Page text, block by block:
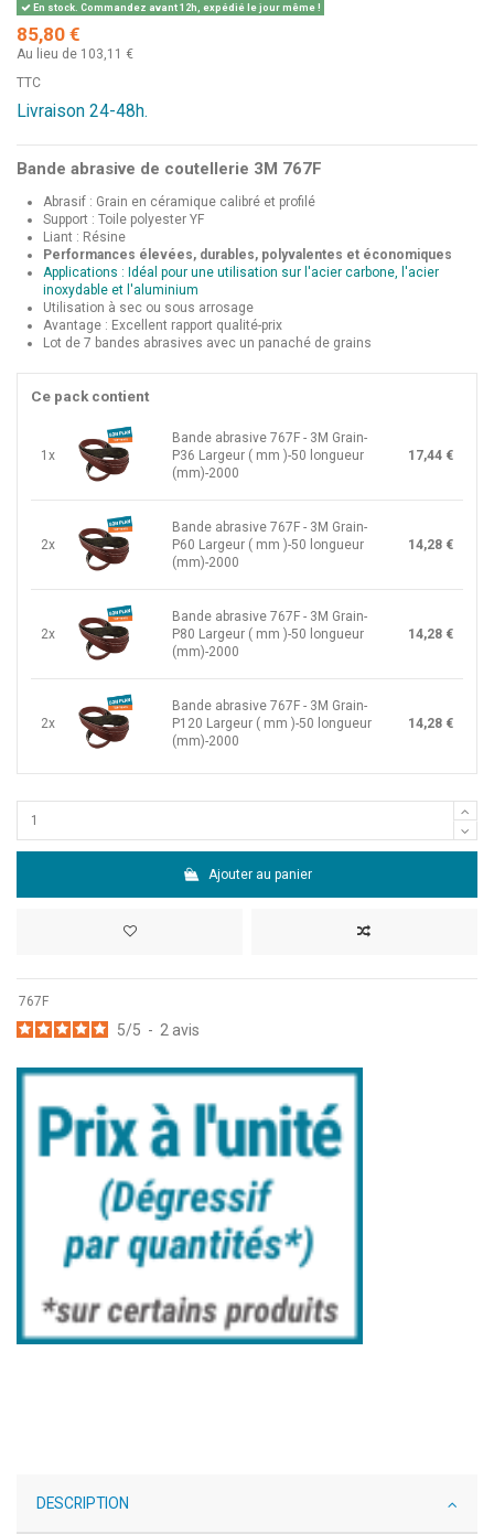
En stock. Commandez avant 12h, expédié le jour même !
85,80 €
Au lieu de 103,11 €
TTC
Livraison 24-48h.
Bande abrasive de coutellerie 3M 767F
Abrasif : Grain en céramique calibré et profilé
Support : Toile polyester YF
Liant : Résine
Performances élevées, durables, polyvalentes et économiques
Applications : Idéal pour une utilisation sur l'acier carbone, l'acier
inoxydable et l'aluminium
Utilisation à sec ou sous arrosage
Avantage : Excellent rapport qualité-prix
Lot de 7 bandes abrasives avec un panaché de grains
Ce pack contient
1x
Bande abrasive 767F - 3M Grain-
P36 Largeur ( mm )-50 longueur
(mm)-2000
17,44 €
2x
Bande abrasive 767F - 3M Grain-
P60 Largeur ( mm )-50 longueur
(mm)-2000
14,28 €
2x
Bande abrasive 767F - 3M Grain-
P80 Largeur ( mm )-50 longueur
(mm)-2000
14,28 €
2x
Bande abrasive 767F - 3M Grain-
P120 Largeur ( mm )-50 longueur
(mm)-2000
14,28 €
Ajouter au panier
767F
5/5 - 2 avis
DESCRIPTION